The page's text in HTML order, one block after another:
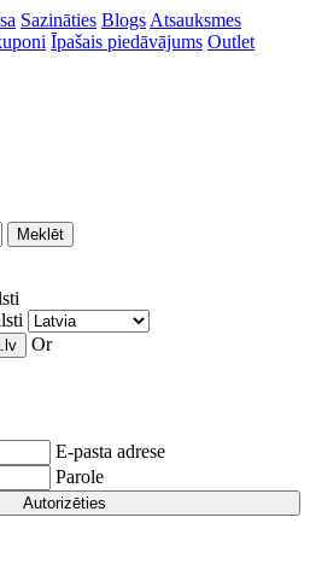
Sazināties Blogs Atsauksmes
Īpašais piedāvājums Outlet
Meklēt
Or
E-pasta adrese
Parole
Autorizēties